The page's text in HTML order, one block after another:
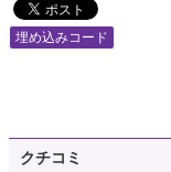
埋め込みコード
クチコミ